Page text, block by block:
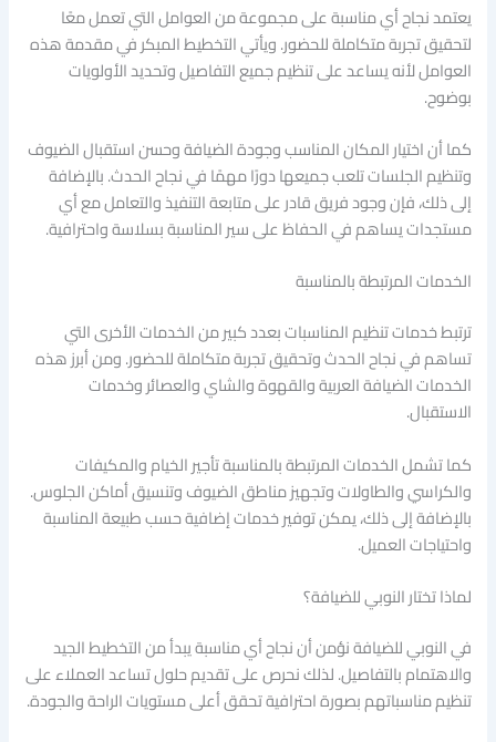
يعتمد نجاح أي مناسبة على مجموعة من العوامل التي تعمل معًا
لتحقيق تجربة متكاملة للحضور. ويأتي التخطيط المبكر في مقدمة هذه
العوامل لأنه يساعد على تنظيم جميع التفاصيل وتحديد الأولويات
بوضوح.
كما أن اختيار المكان المناسب وجودة الضيافة وحسن استقبال الضيوف
وتنظيم الجلسات تلعب جميعها دورًا مهمًا في نجاح الحدث. بالإضافة
إلى ذلك، فإن وجود فريق قادر على متابعة التنفيذ والتعامل مع أي
مستجدات يساهم في الحفاظ على سير المناسبة بسلاسة واحترافية.
الخدمات المرتبطة بالمناسبة
ترتبط خدمات تنظيم المناسبات بعدد كبير من الخدمات الأخرى التي
تساهم في نجاح الحدث وتحقيق تجربة متكاملة للحضور. ومن أبرز هذه
الخدمات الضيافة العربية والقهوة والشاي والعصائر وخدمات
الاستقبال.
كما تشمل الخدمات المرتبطة بالمناسبة تأجير الخيام والمكيفات
والكراسي والطاولات وتجهيز مناطق الضيوف وتنسيق أماكن الجلوس.
بالإضافة إلى ذلك، يمكن توفير خدمات إضافية حسب طبيعة المناسبة
واحتياجات العميل.
لماذا تختار النوبي للضيافة؟
في النوبي للضيافة نؤمن أن نجاح أي مناسبة يبدأ من التخطيط الجيد
والاهتمام بالتفاصيل. لذلك نحرص على تقديم حلول تساعد العملاء على
تنظيم مناسباتهم بصورة احترافية تحقق أعلى مستويات الراحة والجودة.